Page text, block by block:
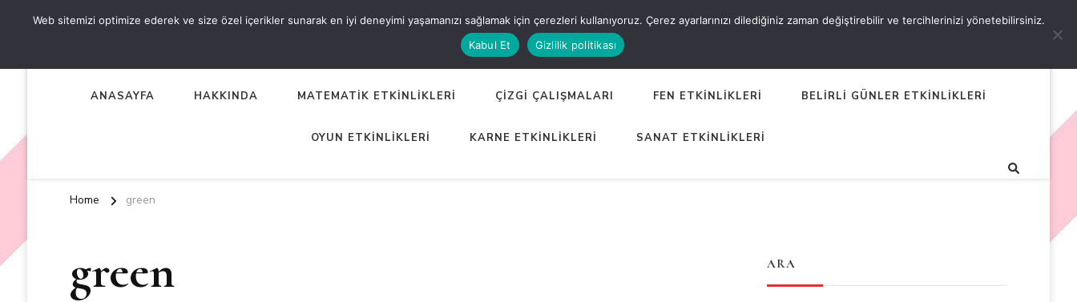
OKUL ÖNCESİ ETKİNLİKLER
ANASAYFA HAKKINDA MATEMATİK ETKİNLİKLERİ ÇİZGİ ÇALIŞMALARI FEN ETKİNLİKLERİ BELİRLİ GÜNLER ETKİNLİKLERİ
OYUN ETKİNLİKLERİ KARNE ETKİNLİKLERİ SANAT ETKİNLİKLERİ
Home green
green ARA
Web sitemizi optimize ederek ve size özel içerikler sunarak en iyi deneyimi yaşamanızı sağlamak için çerezleri kullanıyoruz. Çerez ayarlarınızı dilediğiniz zaman değiştirebilir ve tercihlerinizi yönetebilirsiniz.
Kabul Et
Gizlilik politikası